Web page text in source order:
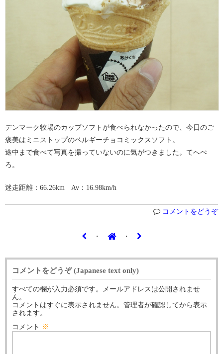
デンマーク牧場のカップソフトが食べられなかったので、今日のご
褒美はミニストップのベルギーチョコミックスソフト。
途中まで食べて写真を撮っていないのに気がつきました。てへぺ
ろ。
迷走距離：66.26km Av：16.98km/h
コメントをどうぞ
・ ・
コメントをどうぞ (Japanese text only)
すべての欄が入力必須です。メールアドレスは公開されませ
ん。
コメントはすぐに表示されません。管理者が確認してから表示
されます。
コメント ※